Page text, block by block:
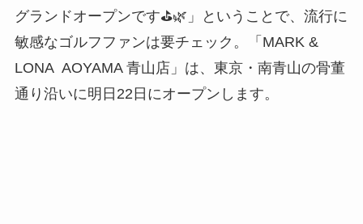
グランドオープンです⛳️🌿」ということで、流行に
敏感なゴルフファンは要チェック。「MARK &
LONA AOYAMA 青山店」は、東京・南青山の骨董
通り沿いに明日22日にオープンします。